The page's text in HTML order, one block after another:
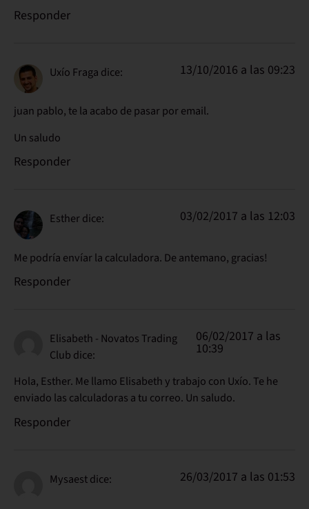
Responder
Uxío Fraga dice: 13/10/2016 a las 09:23
juan pablo, te la acabo de pasar por email.
Un saludo
Responder
Estherdice: 03/02/2017 a las 12:03
Me podría envíar la calculadora. De antemano, gracias!
Responder
Elisabeth - Novatos Trading
Club dice:
06/02/2017 a las
10:39
Hola, Esther. Me llamo Elisabeth y trabajo con Uxío. Te he
enviado las calculadoras a tu correo. Un saludo.
Responder
Mysaestdice: 26/03/2017 a las 01:53